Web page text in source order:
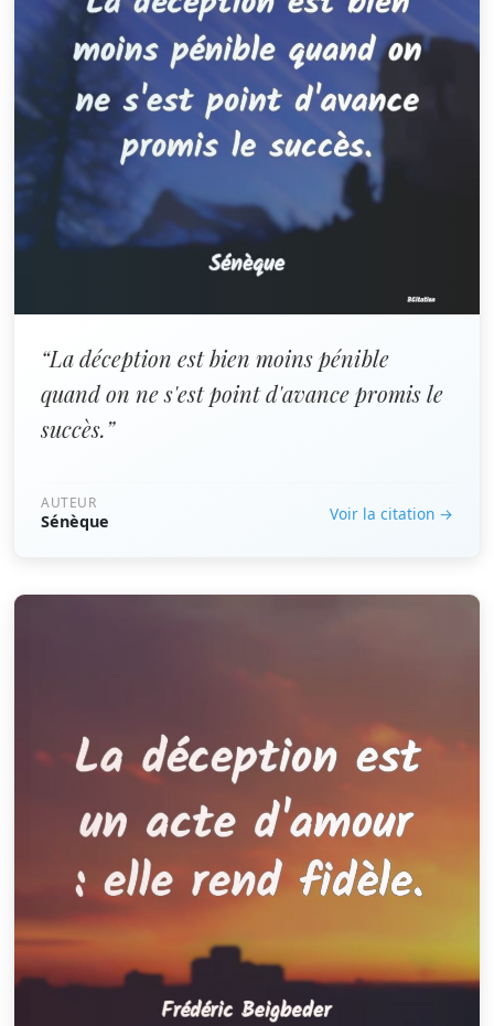
“La déception est bien moins pénible
quand on ne s'est point d'avance promis le
succès.”
AUTEUR
Sénèque Voir la citation →